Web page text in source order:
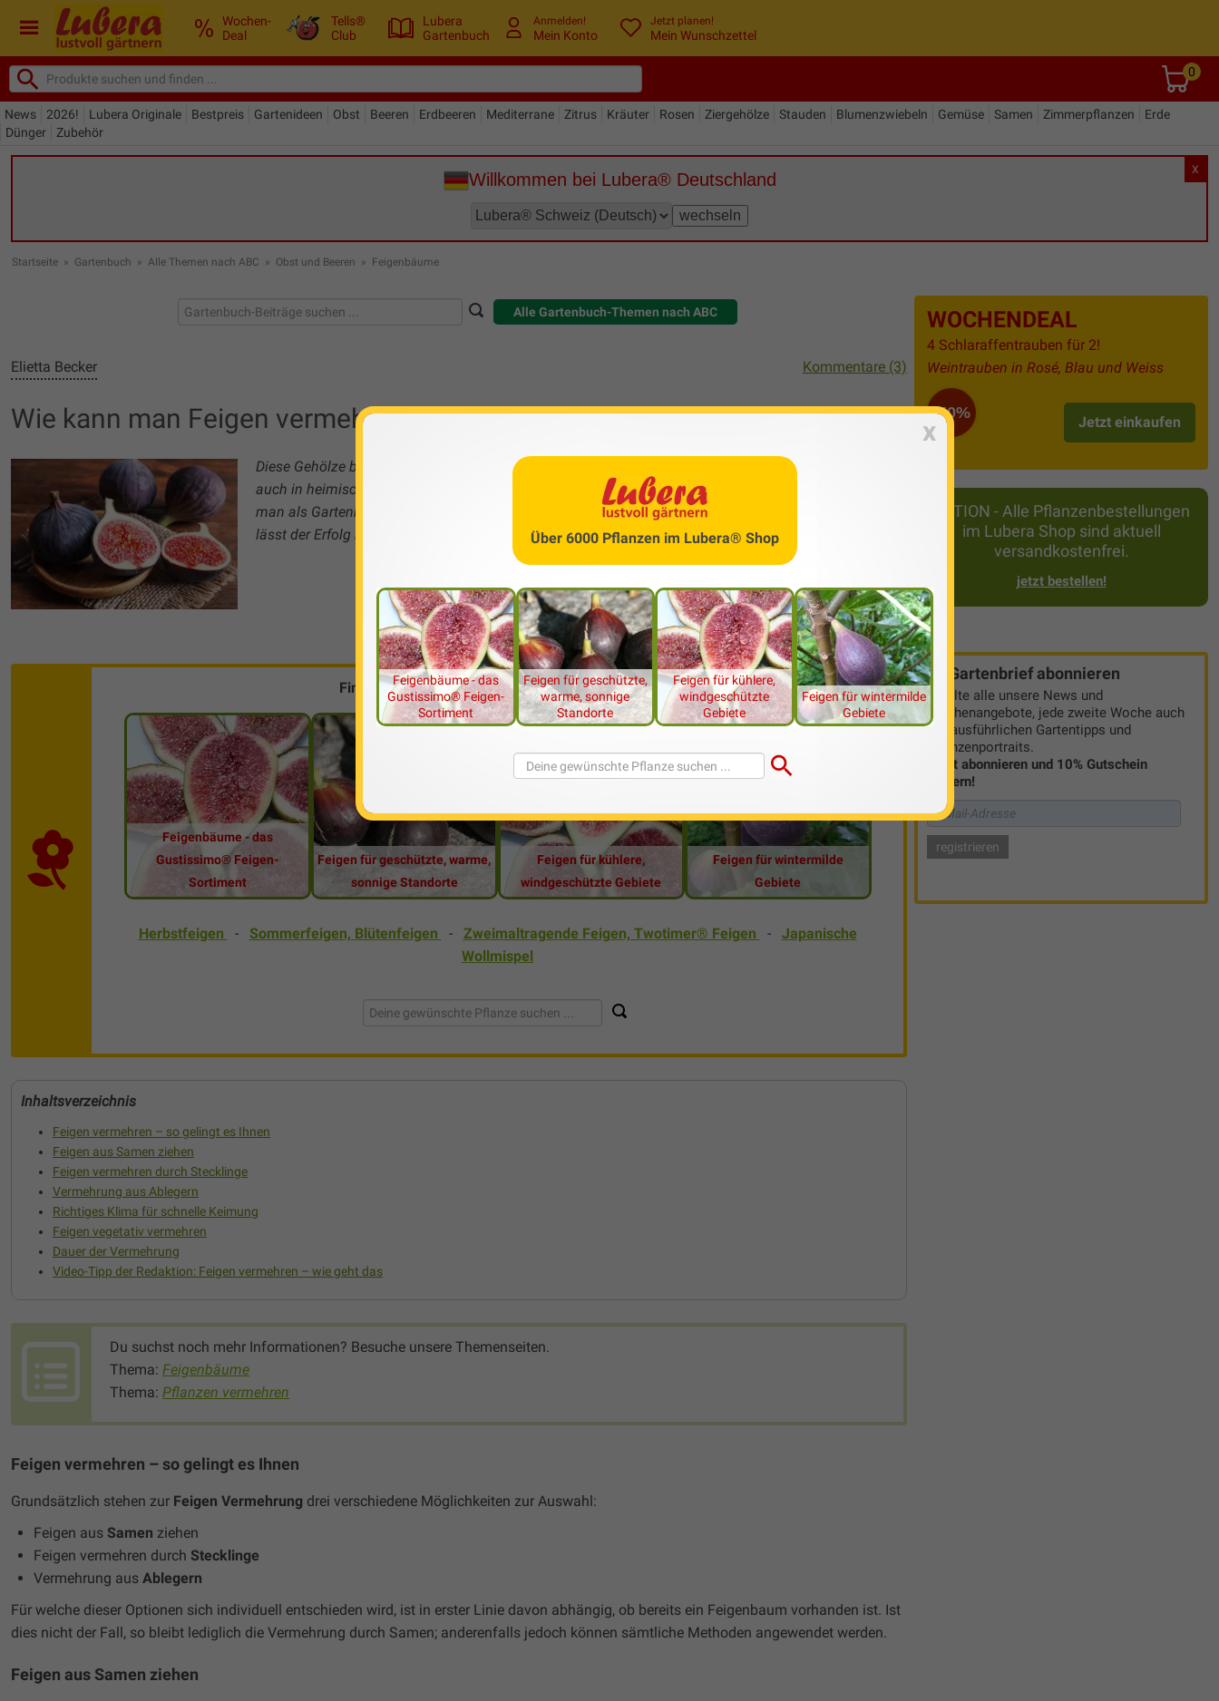
Wochen-
Deal
Tells®
Club
Lubera
Gartenbuch
Anmelden!
Mein Konto
Jetzt planen!
Mein Wunschzettel
0
News 2026! Lubera Originale Bestpreis Gartenideen Obst Beeren Erdbeeren Mediterrane Zitrus Kräuter Rosen Ziergehölze Stauden Blumenzwiebeln Gemüse Samen Zimmerpflanzen
Erde
Dünger
Zubehör
X
Willkommen bei Lubera® Deutschland
Startseite » Gartenbuch » Alle Themen nach ABC » Obst und Beeren » Feigenbäume
WOCHENDEAL
4 Schlaraffentrauben für 2!
Weintrauben in Rosé, Blau und Weiss
-50%
Jetzt einkaufen
AKTION - Alle Pflanzenbestellungen
im Lubera Shop sind aktuell
versandkostenfrei.
jetzt bestellen!
Gartenbrief abonnieren
Erhalte alle unsere News und
Wochenangebote, jede zweite Woche auch
mit ausführlichen Gartentipps und
Pflanzenportraits.
Jetzt abonnieren und 10% Gutschein
sichern!
Alle Gartenbuch-Themen nach ABC
Elietta Becker Kommentare (3)
Wie kann man Feigen vermehren?
Diese Gehölze besitzen aufgrund ihres exotischen Flairs Beliebtheitsgrad
auch in heimischen Gärten gerne kultiviert. Statt ein bereits vorgezogenes Bäumchen zu kaufen, kann
man als Gartenbesitzer auch selbst
. Werden einige diesbezügliche Tipps beachtet,
lässt der Erfolg nicht lange auf sich warten.
Finde die passenden Produkte im Lubera® Shop
Feigenbäume - das
Gustissimo® Feigen-
Sortiment
Feigen für geschützte, warme,
sonnige Standorte
Feigen für kühlere,
windgeschützte Gebiete
Feigen für wintermilde
Gebiete
Herbstfeigen - Sommerfeigen, Blütenfeigen - Zweimaltragende Feigen, Twotimer® Feigen - Japanische
Wollmispel
Inhaltsverzeichnis
Feigen vermehren – so gelingt es Ihnen
Feigen aus Samen ziehen
Feigen vermehren durch Stecklinge
Vermehrung aus Ablegern
Richtiges Klima für schnelle Keimung
Feigen vegetativ vermehren
Dauer der Vermehrung
Video-Tipp der Redaktion: Feigen vermehren – wie geht das
Du suchst noch mehr Informationen? Besuche unsere Themenseiten.
Thema: Feigenbäume
Thema: Pflanzen vermehren
Feigen vermehren – so gelingt es Ihnen
Grundsätzlich stehen zur Feigen Vermehrung drei verschiedene Möglichkeiten zur Auswahl:
Feigen aus Samen ziehen
Feigen vermehren durch Stecklinge
Vermehrung aus Ablegern
Für welche dieser Optionen sich individuell entschieden wird, ist in erster Linie davon abhängig, ob bereits ein Feigenbaum vorhanden ist. Ist
dies nicht der Fall, so bleibt lediglich die Vermehrung durch Samen; anderenfalls jedoch können sämtliche Methoden angewendet werden.
Feigen aus Samen ziehen
x
Über 6000 Pflanzen im Lubera® Shop
Feigenbäume - das
Gustissimo® Feigen-
Sortiment
Feigen für geschützte,
warme, sonnige
Standorte
Feigen für kühlere,
windgeschützte
Gebiete
Feigen für wintermilde
Gebiete